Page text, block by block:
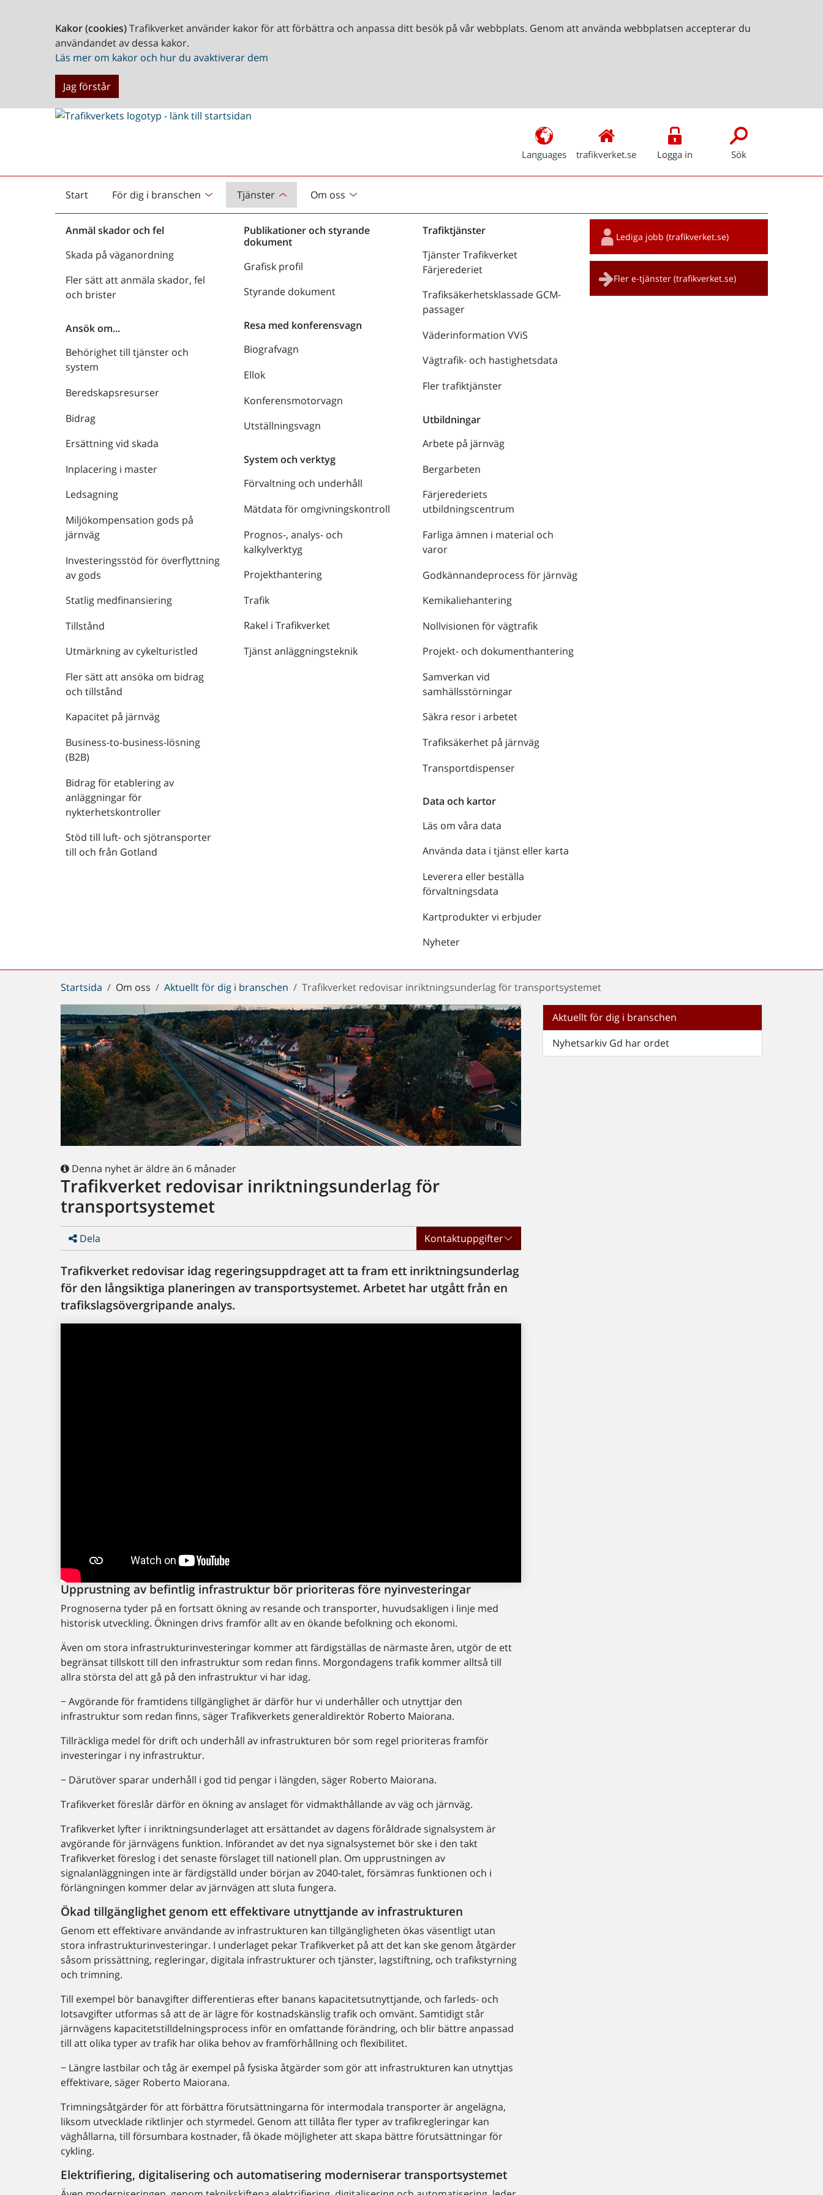
Kakor (cookies)Trafikverket använder kakor för att förbättra och anpassa ditt besök på vår webbplats. Genom att använda webbplatsen accepterar du
användandet av dessa kakor.
Läs mer om kakor och hur du avaktiverar dem
Jag förstår
Languages trafikverket.se Logga in Sök
Start
Startsida För dig i branschen Tjänster Om oss
Anmäl skador och fel
Skada på väganordning
Fler sätt att anmäla skador, fel
och brister
Ansök om...
Behörighet till tjänster och
system
Beredskapsresurser
Bidrag
Ersättning vid skada
Inplacering i master
Ledsagning
Miljökompensation gods på
järnväg
Investeringsstöd för överflyttning
av gods
Statlig medfinansiering
Tillstånd
Utmärkning av cykelturistled
Fler sätt att ansöka om bidrag
och tillstånd
Kapacitet på järnväg
Business-to-business-lösning
(B2B)
Bidrag för etablering av
anläggningar för
nykterhetskontroller
Stöd till luft- och sjötransporter
till och från Gotland
Publikationer och styrande
dokument
Grafisk profil
Styrande dokument
Resa med konferensvagn
Biografvagn
Ellok
Konferensmotorvagn
Utställningsvagn
System och verktyg
Förvaltning och underhåll
Mätdata för omgivningskontroll
Prognos-, analys- och
kalkylverktyg
Projekthantering
Trafik
Rakel i Trafikverket
Tjänst anläggningsteknik
Trafiktjänster
Tjänster Trafikverket
Färjerederiet
Trafiksäkerhetsklassade GCM-
passager
Väderinformation VViS
Vägtrafik- och hastighetsdata
Fler trafiktjänster
Utbildningar
Arbete på järnväg
Bergarbeten
Färjerederiets
utbildningscentrum
Farliga ämnen i material och
varor
Godkännandeprocess för järnväg
Kemikaliehantering
Nollvisionen för vägtrafik
Projekt- och dokumenthantering
Samverkan vid
samhällsstörningar
Säkra resor i arbetet
Trafiksäkerhet på järnväg
Transportdispenser
Data och kartor
Läs om våra data
Använda data i tjänst eller karta
Leverera eller beställa
förvaltningsdata
Kartprodukter vi erbjuder
Nyheter
Snabblänkar
Lediga jobb (trafikverket.se)
Fler e-tjänster (trafikverket.se)
Du
är
här:
Startsida Om oss Aktuellt för dig i branschen Trafikverket redovisar inriktningsunderlag för transportsystemet
Denna nyhet är äldre än 6 månader
Trafikverket redovisar inriktningsunderlag för
transportsystemet
Dela Kontaktuppgifter
Trafikverket redovisar idag regeringsuppdraget att ta fram ett inriktningsunderlag
för den långsiktiga planeringen av transportsystemet. Arbetet har utgått från en
trafikslagsövergripande analys.
Upprustning av befintlig infrastruktur bör prioriteras före nyinvesteringar
Prognoserna tyder på en fortsatt ökning av resande och transporter, huvudsakligen i linje med
historisk utveckling. Ökningen drivs framför allt av en ökande befolkning och ekonomi.
Även om stora infrastrukturinvesteringar kommer att färdigställas de närmaste åren, utgör de ett
begränsat tillskott till den infrastruktur som redan finns. Morgondagens trafik kommer alltså till
allra största del att gå på den infrastruktur vi har idag.
− Avgörande för framtidens tillgänglighet är därför hur vi underhåller och utnyttjar den
infrastruktur som redan finns, säger Trafikverkets generaldirektör Roberto Maiorana.
Tillräckliga medel för drift och underhåll av infrastrukturen bör som regel prioriteras framför
investeringar i ny infrastruktur.
− Därutöver sparar underhåll i god tid pengar i längden, säger Roberto Maiorana.
Trafikverket föreslår därför en ökning av anslaget för vidmakthållande av väg och järnväg.
Trafikverket lyfter i inriktningsunderlaget att ersättandet av dagens föråldrade signalsystem är
avgörande för järnvägens funktion. Införandet av det nya signalsystemet bör ske i den takt
Trafikverket föreslog i det senaste förslaget till nationell plan. Om upprustningen av
signalanläggningen inte är färdigställd under början av 2040-talet, försämras funktionen och i
förlängningen kommer delar av järnvägen att sluta fungera.
Ökad tillgänglighet genom ett effektivare utnyttjande av infrastrukturen
Genom ett effektivare användande av infrastrukturen kan tillgängligheten ökas väsentligt utan
stora infrastrukturinvesteringar. I underlaget pekar Trafikverket på att det kan ske genom åtgärder
såsom prissättning, regleringar, digitala infrastrukturer och tjänster, lagstiftning, och trafikstyrning
och trimning.
Till exempel bör banavgifter differentieras efter banans kapacitetsutnyttjande, och farleds- och
lotsavgifter utformas så att de är lägre för kostnadskänslig trafik och omvänt. Samtidigt står
järnvägens kapacitetstilldelningsprocess inför en omfattande förändring, och blir bättre anpassad
till att olika typer av trafik har olika behov av framförhållning och flexibilitet.
− Längre lastbilar och tåg är exempel på fysiska åtgärder som gör att infrastrukturen kan utnyttjas
effektivare, säger Roberto Maiorana.
Trimningsåtgärder för att förbättra förutsättningarna för intermodala transporter är angelägna,
liksom utvecklade riktlinjer och styrmedel. Genom att tillåta fler typer av trafikregleringar kan
väghållarna, till försumbara kostnader, få ökade möjligheter att skapa bättre förutsättningar för
cykling.
Elektrifiering, digitalisering och automatisering moderniserar transportsystemet
Aktuellt för dig i branschen
Nyhetsarkiv Gd har ordet